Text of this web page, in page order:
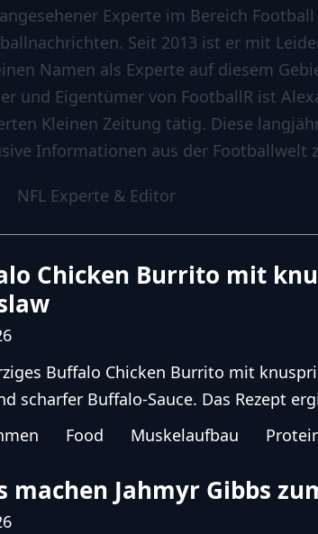
Experte im Bereich
Seit 2013 ist er mit
Namen als Experte auf diesem
und Eigentümer von FootballR ist
Kleinen Zeitung tätig. Diese
Informationen aus der Footballwelt
NFL Experte & Editor
Chicken Burrito mit
Buffalo Chicken Burrito mit
scharfer Buffalo-Sauce. Das Rezept
Food Muskelaufbau
machen Jahmyr Gibbs